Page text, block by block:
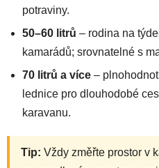
potraviny.
50–60 litrů – rodina na
kamarádů; srovnatelné s
70 litrů a více –
lednice pro dlouhodobé
karavanu.
Tip: Vždy změřte prostor v